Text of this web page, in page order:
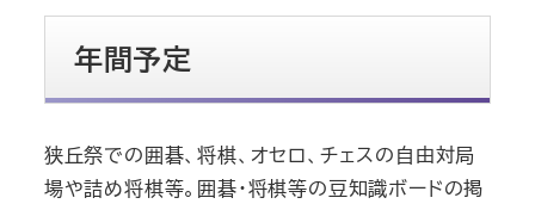
年間予定
狭丘祭での囲碁、将棋、オセロ、チェスの自由対局
場や詰め将棋等。囲碁・将棋等の豆知識ボードの掲